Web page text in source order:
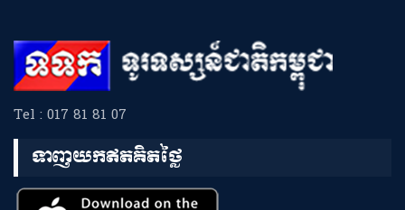
Tel : 017 81 81 07
ទាញយកឥតគិតថ្លៃ